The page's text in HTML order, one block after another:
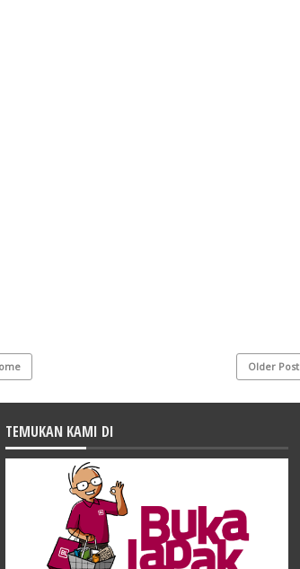
Older Post
TEMUKAN KAMI DI